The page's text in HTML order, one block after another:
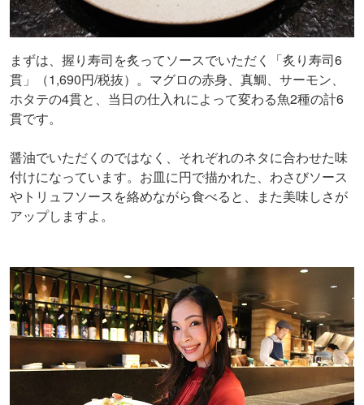
まずは、握り寿司を炙ってソースでいただく「炙り寿司6
貫」（1,690円/税抜）。マグロの赤身、真鯛、サーモン、
ホタテの4貫と、当日の仕入れによって変わる魚2種の計6
貫です。
醤油でいただくのではなく、それぞれのネタに合わせた味
付けになっています。お皿に円で描かれた、わさびソース
やトリュフソースを絡めながら食べると、また美味しさが
アップしますよ。